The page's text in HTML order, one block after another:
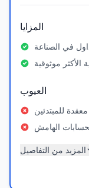
المزايا
في الصناعة
الأكثر موثوقية
العيوب
للمبتدئين
الهامش
المزيد من التفاصيل